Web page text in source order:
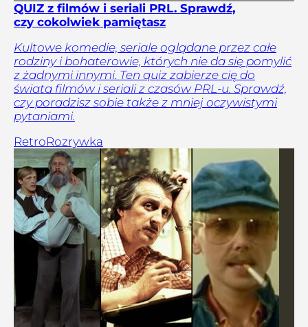
QUIZ z filmów i seriali PRL. Sprawdź,
czy cokolwiek pamiętasz
Kultowe komedie, seriale oglądane przez całe
rodziny i bohaterowie, których nie da się pomylić
z żadnymi innymi. Ten quiz zabierze cię do
świata filmów i seriali z czasów PRL-u. Sprawdź,
czy poradzisz sobie także z mniej oczywistymi
pytaniami.
RetroRozrywka